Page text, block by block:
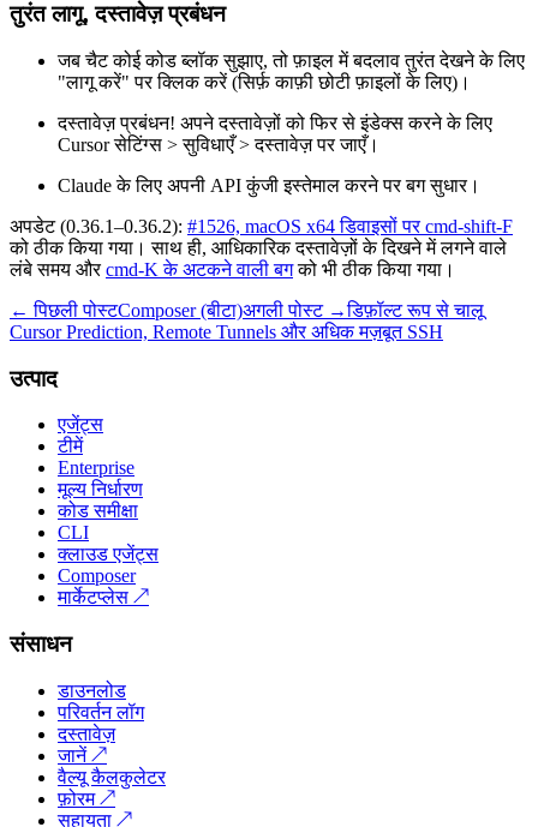
तुरंत लागू, दस्तावेज़ प्रबंधन
जब चैट कोई कोड ब्लॉक सुझाए, तो फ़ाइल में बदलाव तुरंत देखने के लिए
"लागू करें" पर क्लिक करें (सिर्फ़ काफ़ी छोटी फ़ाइलों के लिए)।
दस्तावेज़ प्रबंधन! अपने दस्तावेज़ों को फिर से इंडेक्स करने के लिए
Cursor सेटिंग्स > सुविधाएँ > दस्तावेज़ पर जाएँ।
Claude के लिए अपनी API कुंजी इस्तेमाल करने पर बग सुधार।
अपडेट (0.36.1–0.36.2): #1526, macOS x64 डिवाइसों पर cmd-shift-F
को ठीक किया गया। साथ ही, आधिकारिक दस्तावेज़ों के दिखने में लगने वाले
लंबे समय औरcmd-K के अटकने वाली बगको भी ठीक किया गया।
← पिछली पोस्टComposer (बीटा)अगली पोस्ट →डिफ़ॉल्ट रूप से चालू
Cursor Prediction, Remote Tunnels और अधिक मज़बूत SSH
उत्पाद
एजेंट्स
टीमें
Enterprise
मूल्य निर्धारण
कोड समीक्षा
CLI
क्लाउड एजेंट्स
Composer
मार्केटप्लेस ↗
संसाधन
डाउनलोड
परिवर्तन लॉग
दस्तावेज़
जानें↗
वैल्यू कैलकुलेटर
फ़ोरम↗
सहायता ↗